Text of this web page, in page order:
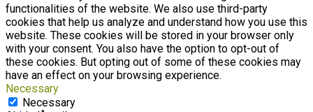
functionalities of the website. We also use third-party
cookies that help us analyze and understand how you use this
website. These cookies will be stored in your browser only
with your consent. You also have the option to opt-out of
these cookies. But opting out of some of these cookies may
have an effect on your browsing experience.
Necessary
Necessary